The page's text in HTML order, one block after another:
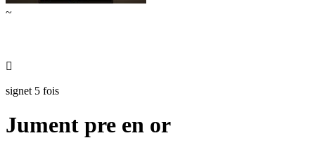
~

signet 5 fois
Jument pre en or